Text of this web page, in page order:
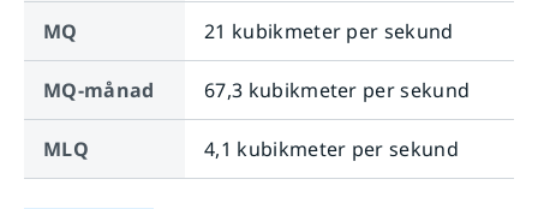
MQ 21 kubikmeter per sekund
MQ-månad 67,3 kubikmeter per sekund
MLQ 4,1 kubikmeter per sekund